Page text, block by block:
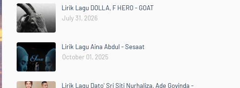
Lirik Lagu DOLLA, F HERO - GOAT
July 31, 2026
Lirik Lagu Aina Abdul - Sesaat
October 01, 2025
Lirik Lagu Dato' Sri Siti Nurhaliza, Ade Govinda -